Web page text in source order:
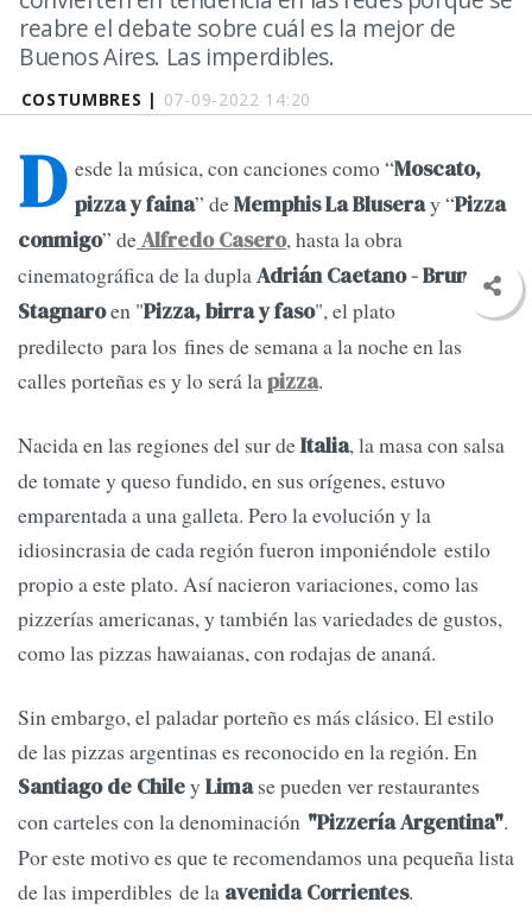
COSTUMBRES | 07-09-2022 14:20
reabre el debate sobre cuál es la mejor de
Buenos Aires. Las imperdibles.
D esde la música, con canciones como “Moscato,
pizza y faina” deMemphis La Bluseray “Pizza
conmigo” deAlfredo Casero, hasta la obra
cinematográfica de la duplaAdrián Caetano - Bruno
Stagnaroen "Pizza, birra y faso", el plato
predilecto para los fines de semana a la noche en las
calles porteñas es y lo será lapizza.
Nacida en las regiones del sur deItalia, la masa con salsa
de tomate y queso fundido, en sus orígenes, estuvo
emparentada a una galleta. Pero la evolución y la
idiosincrasia de cada región fueron imponiéndole estilo
propio a este plato. Así nacieron variaciones, como las
pizzerías americanas, y también las variedades de gustos,
como las pizzas hawaianas, con rodajas de ananá.
Sin embargo, el paladar porteño es más clásico. El estilo
de las pizzas argentinas es reconocido en la región. En
Santiago de Chiley Limase pueden ver restaurantes
con carteles con la denominación "Pizzería Argentina".
Por este motivo es que te recomendamos una pequeña lista
de las imperdibles de la avenida Corrientes.